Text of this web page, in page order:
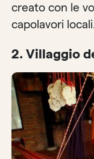
creato con le
capolavori
2.Villaggio